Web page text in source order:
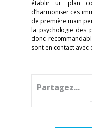
établir un plan
d’harmoniser ces
de première main
la psychologie des
donc
sont en contact avec
Partagez...